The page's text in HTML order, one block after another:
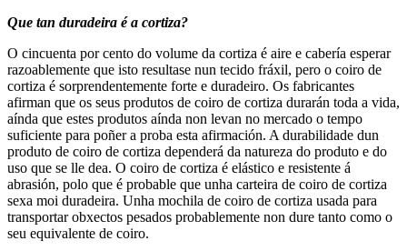
Que tan duradeira é a cortiza?
O cincuenta por cento do volume da cortiza é aire e cabería esperar
razoablemente que isto resultase nun tecido fráxil, pero o coiro de
cortiza é sorprendentemente forte e duradeiro. Os fabricantes
afirman que os seus produtos de coiro de cortiza durarán toda a vida,
aínda que estes produtos aínda non levan no mercado o tempo
suficiente para poñer a proba esta afirmación. A durabilidade dun
produto de coiro de cortiza dependerá da natureza do produto e do
uso que se lle dea. O coiro de cortiza é elástico e resistente á
abrasión, polo que é probable que unha carteira de coiro de cortiza
sexa moi duradeira. Unha mochila de coiro de cortiza usada para
transportar obxectos pesados ​​probablemente non dure tanto como o
seu equivalente de coiro.